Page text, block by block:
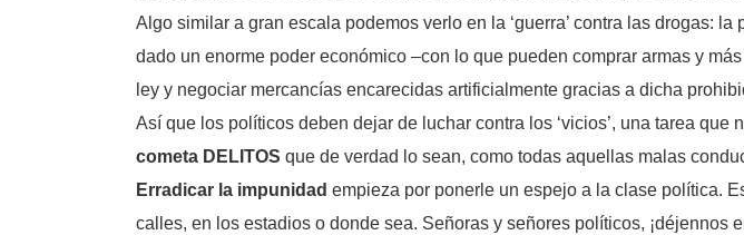
Algo similar a gran escala podemos verlo en la ‘guerra’ contra las drogas:
dado un enorme poder económico –con lo que pueden comprar armas y
ley y negociar mercancías encarecidas artificialmente gracias a dicha
Así que los políticos deben dejar de luchar contra los ‘vicios’, una tarea que
cometa DELITOS que de verdad lo sean, como todas aquellas malas
Erradicar la impunidad empieza por ponerle un espejo a la clase política.
calles, en los estadios o donde sea. Señoras y señores políticos, ¡déjennos